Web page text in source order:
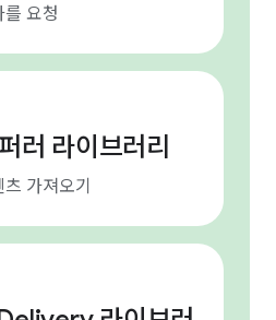
요청
러 라이브러리
가져오기